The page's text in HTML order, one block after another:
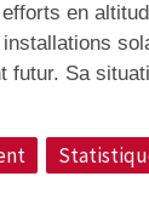
en
futur. Sa